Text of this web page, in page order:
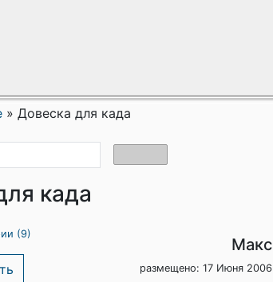
» Довеска для када
када
(9)
Макс
размещено: 17 Июня 2006